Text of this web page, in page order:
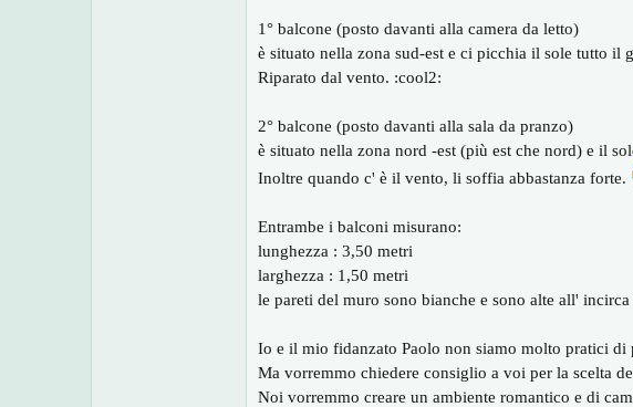
1° balcone (posto davanti alla camera da letto)
è situato nella zona sud-est e ci picchia il sole tutto il
Riparato dal vento. :cool2:
2° balcone (posto davanti alla sala da pranzo)
è situato nella zona nord -est (più est che nord) e il
Inoltre quando c' è il vento, li soffia abbastanza forte.
Entrambe i balconi misurano:
lunghezza : 3,50 metri
larghezza : 1,50 metri
le pareti del muro sono bianche e sono alte all'
Io e il mio fidanzato Paolo non siamo molto pratici
Ma vorremmo chiedere consiglio a voi per la scelta
Noi vorremmo creare un ambiente romantico e di